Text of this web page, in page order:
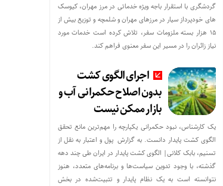
گردشگری با استقرار باجه ویژه خدماتی در مرز مهران، کیوسک
های خودپرداز سیار در مرزهای مهران و شلمچه و توزیع بیش از
۱۵ هزار بسته ملزومات سفر، تلاش کرده است خدمات مورد
نیاز زائران را در مسیر این سفر معنوی فراهم کند.
اجرای الگوی کشت
بدون اصلاح حکمرانی آب و
بازار ممکن نیست
یک کارشناس، نبود حکمرانی یکپارچه را مهم‌ترین مانع تحقق
الگوی کشت پایدار دانست. به گزارش پول و اعتبار به نقل از
تسنیم، بابک کلانی| الگوی کشت پایدار در ایران طی چند دهه
گذشته، با وجود تدوین سیاست‌ها و برنامه‌های متعدد، هنوز
نتوانسته است به یک نظام پایدار و تثبیت‌شده در بخش